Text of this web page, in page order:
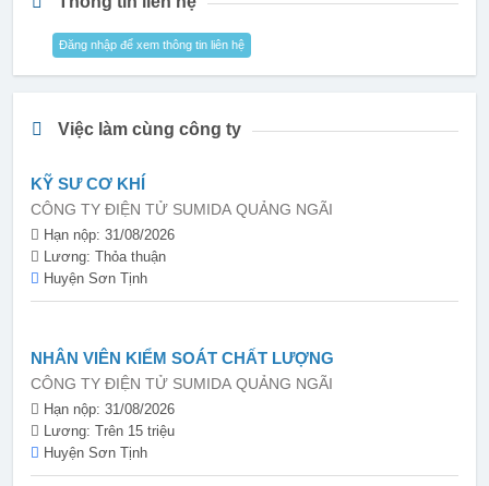
Đăng nhập để xem thông tin liên hệ
Việc làm cùng công ty
KỸ SƯ CƠ KHÍ
CÔNG TY ĐIỆN TỬ SUMIDA QUẢNG NGÃI
Hạn nộp: 31/08/2026
Lương: Thỏa thuận
Huyện Sơn Tịnh
NHÂN VIÊN KIỂM SOÁT CHẤT LƯỢNG
CÔNG TY ĐIỆN TỬ SUMIDA QUẢNG NGÃI
Hạn nộp: 31/08/2026
Lương: Trên 15 triệu
Huyện Sơn Tịnh